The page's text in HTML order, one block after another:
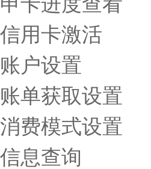
信用卡激活
账户设置
账单获取设置
消费模式设置
信息查询